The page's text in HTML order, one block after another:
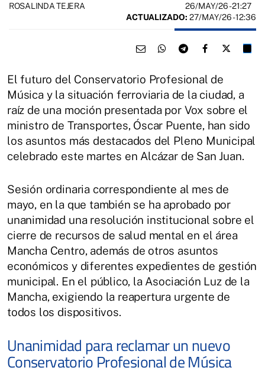
ROSALINDA TEJERA 26/MAY/26- 21:27
ACTUALIZADO: 27/MAY/26 - 12:36
El futuro del Conservatorio Profesional de
Música y la situación ferroviaria de la ciudad, a
raíz de una moción presentada por Vox sobre el
ministro de Transportes, Óscar Puente, han sido
los asuntos más destacados del Pleno Municipal
celebrado este martes en Alcázar de San Juan.
Sesión ordinaria correspondiente al mes de
mayo, en la que también se ha aprobado por
unanimidad una resolución institucional sobre el
cierre de recursos de salud mental en el área
Mancha Centro, además de otros asuntos
económicos y diferentes expedientes de gestión
municipal. En el público, la Asociación Luz de la
Mancha, exigiendo la reapertura urgente de
todos los dispositivos.
Unanimidad para reclamar un nuevo
Conservatorio Profesional de Música